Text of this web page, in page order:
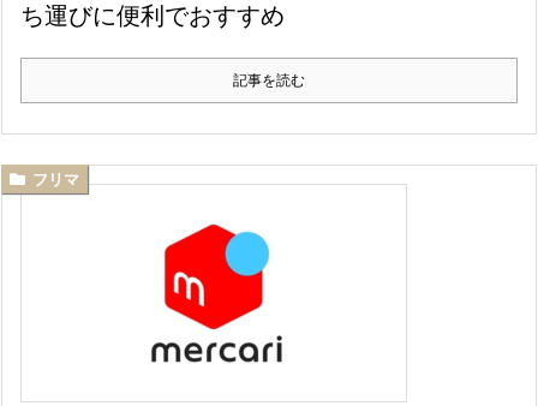
ち運びに便利でおすすめ
記事を読む
フリマ